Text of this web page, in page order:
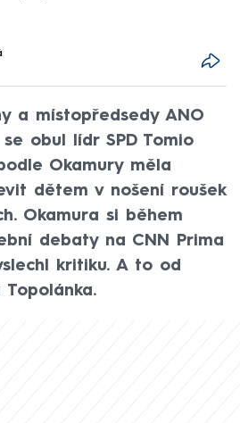
a místopředsedy ANO
se obul lídr SPD Tomio
Okamury měla
dětem v nošení roušek
Okamura si během
debaty na CNN Prima
kritiku. A to od